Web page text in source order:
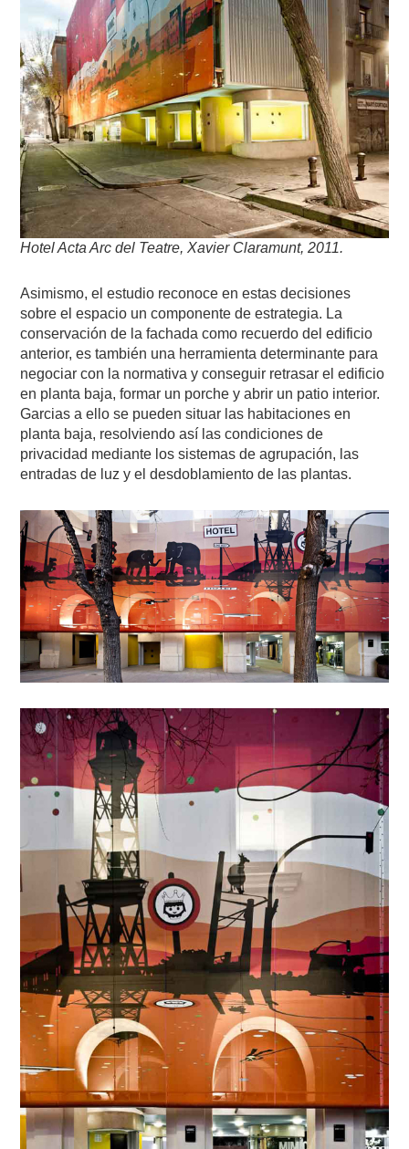
Hotel Acta Arc del Teatre, Xavier Claramunt, 2011.
Asimismo, el estudio reconoce en estas decisiones
sobre el espacio un componente de estrategia. La
conservación de la fachada como recuerdo del edificio
anterior, es también una herramienta determinante para
negociar con la normativa y conseguir retrasar el edificio
en planta baja, formar un porche y abrir un patio interior.
Garcias a ello se pueden situar las habitaciones en
planta baja, resolviendo así las condiciones de
privacidad mediante los sistemas de agrupación, las
entradas de luz y el desdoblamiento de las plantas.